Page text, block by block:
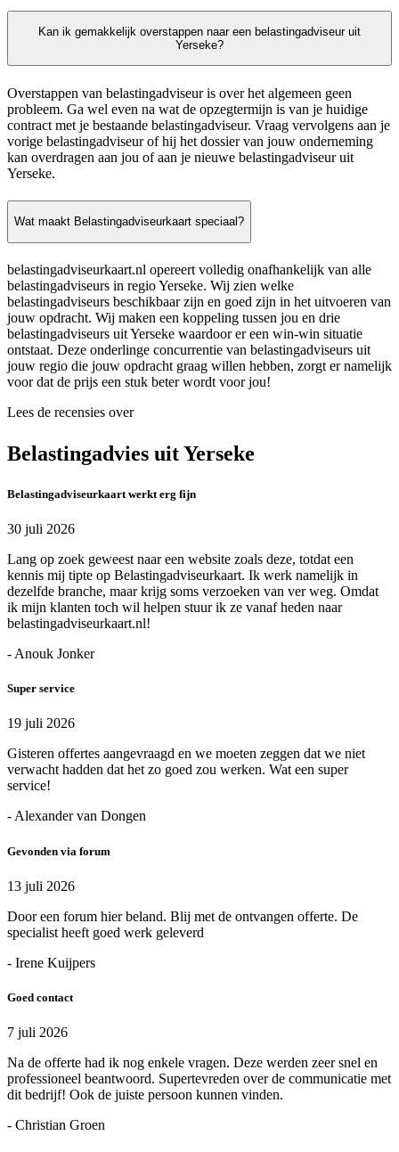
Kan ik gemakkelijk overstappen naar een belastingadviseur uit
Yerseke?
Overstappen van belastingadviseur is over het algemeen geen
probleem. Ga wel even na wat de opzegtermijn is van je huidige
contract met je bestaande belastingadviseur. Vraag vervolgens aan je
vorige belastingadviseur of hij het dossier van jouw onderneming
kan overdragen aan jou of aan je nieuwe belastingadviseur uit
Yerseke.
Wat maakt Belastingadviseurkaart speciaal?
belastingadviseurkaart.nl opereert volledig onafhankelijk van alle
belastingadviseurs in regio Yerseke. Wij zien welke
belastingadviseurs beschikbaar zijn en goed zijn in het uitvoeren van
jouw opdracht. Wij maken een koppeling tussen jou en drie
belastingadviseurs uit Yerseke waardoor er een win-win situatie
ontstaat. Deze onderlinge concurrentie van belastingadviseurs uit
jouw regio die jouw opdracht graag willen hebben, zorgt er namelijk
voor dat de prijs een stuk beter wordt voor jou!
Lees de recensies over
Belastingadvies uit Yerseke
Belastingadviseurkaart werkt erg fijn
30 juli 2026
Lang op zoek geweest naar een website zoals deze, totdat een
kennis mij tipte op Belastingadviseurkaart. Ik werk namelijk in
dezelfde branche, maar krijg soms verzoeken van ver weg. Omdat
ik mijn klanten toch wil helpen stuur ik ze vanaf heden naar
belastingadviseurkaart.nl!
- Anouk Jonker
Super service
19 juli 2026
Gisteren offertes aangevraagd en we moeten zeggen dat we niet
verwacht hadden dat het zo goed zou werken. Wat een super
service!
- Alexander van Dongen
Gevonden via forum
13 juli 2026
Door een forum hier beland. Blij met de ontvangen offerte. De
specialist heeft goed werk geleverd
- Irene Kuijpers
Goed contact
7 juli 2026
Na de offerte had ik nog enkele vragen. Deze werden zeer snel en
professioneel beantwoord. Supertevreden over de communicatie met
dit bedrijf! Ook de juiste persoon kunnen vinden.
- Christian Groen